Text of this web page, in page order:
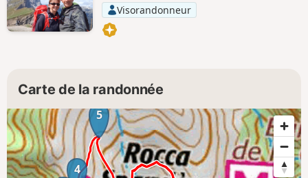
Visorandonneur
Carte de la randonnée
4
5